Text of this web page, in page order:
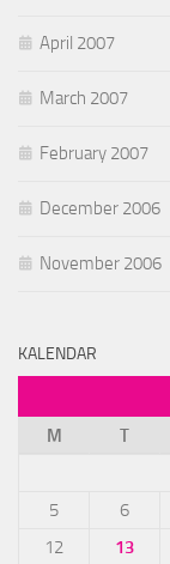
April 2007
March 2007
February 2007
December 2006
November 2006
KALENDAR
M
T
5
6
12
13